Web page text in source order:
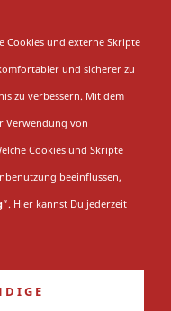
14
»EV Füchse
»Saison 2013/14
13
Cookies und externe Skripte
und sicherer zu
zu verbessern. Mit dem
Verwendung von
Cookies und Skripte
beeinflussen,
“. Hier kannst Du jederzeit